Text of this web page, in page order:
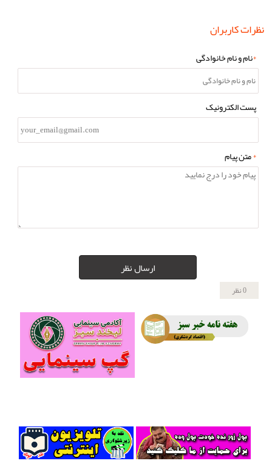
نظرات کاربران
*نام و نام خانوادگی
پست الکترونیک
*متن پیام
ارسال نظر
0 نظر